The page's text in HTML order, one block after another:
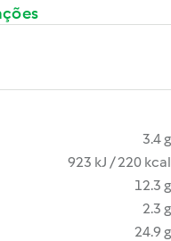
3.4 g
923 kJ / 220 kcal
12.3 g
2.3 g
24.9 g